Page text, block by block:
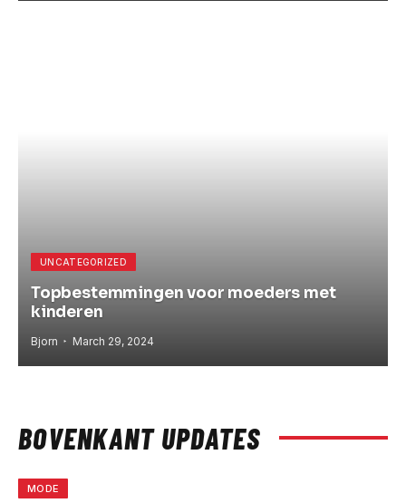
UNCATEGORIZED
Topbestemmingen voor moeders met
kinderen
Bjorn March 29, 2024
BOVENKANT UPDATES
MODE